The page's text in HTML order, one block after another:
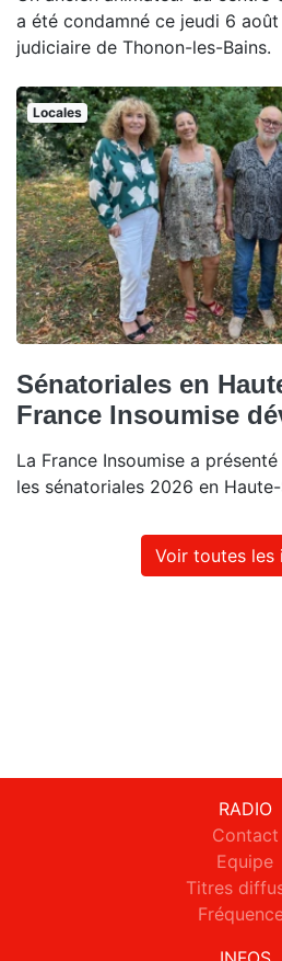
a été condamné ce jeudi 6
judiciaire de Thonon-les-Bains.
Locales
Sénatoriales en
France Insoumise
La France Insoumise a
les sénatoriales 2026 en
Voir toutes les
RADIO
Contact
Equipe
Titres